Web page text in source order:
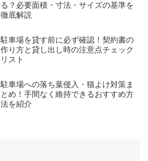
る？必要面積・寸法・サイズの基準を
徹底解説
駐車場を貸す前に必ず確認！契約書の
作り方と貸し出し時の注意点チェック
リスト
駐車場への落ち葉侵入・猫よけ対策ま
とめ！手間なく維持できるおすすめ方
法を紹介